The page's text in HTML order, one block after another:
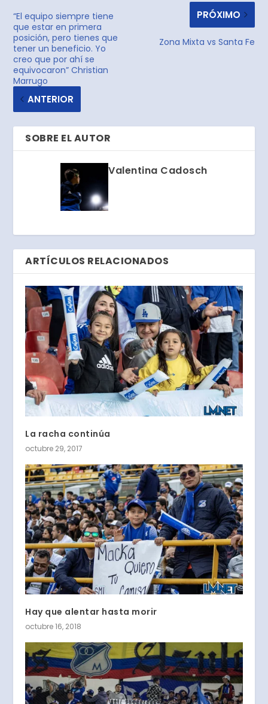
“El equipo siempre tiene
que estar en primera
posición, pero tienes que
tener un beneficio. Yo
creo que por ahí se
equivocaron” Christian
Marrugo
ANTERIOR
PRÓXIMO
Zona Mixta vs Santa Fe
SOBRE EL AUTOR
Valentina Cadosch
ARTÍCULOS RELACIONADOS
La racha continúa
octubre 29, 2017
Hay que alentar hasta morir
octubre 16, 2018